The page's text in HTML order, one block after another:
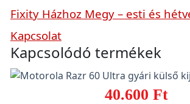
Fixity Házhoz Megy – esti és
Kapcsolat
Kapcsolódó termékek
40.600 Ft